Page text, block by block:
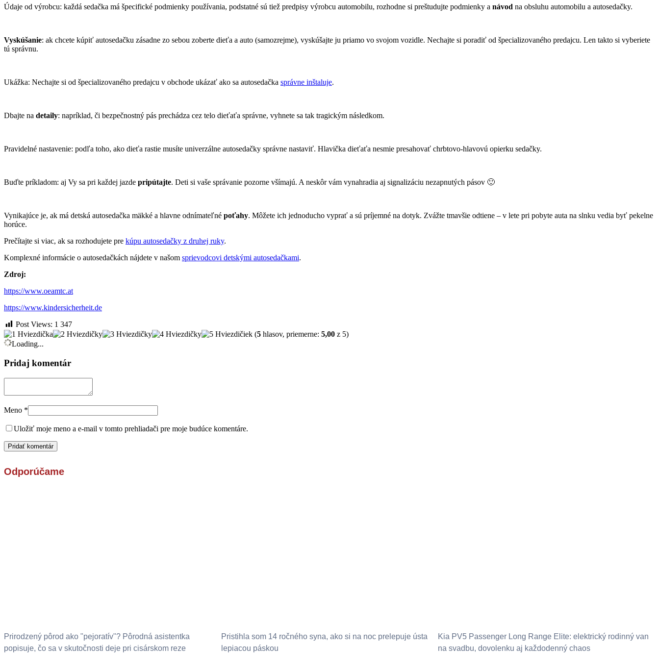
Údaje od výrobcu: každá sedačka má špecifické podmienky používania, podstatné sú tiež predpisy výrobcu automobilu, rozhodne si preštudujte podmienky a návod na obsluhu automobilu a autosedačky.
Vyskúšanie: ak chcete kúpiť autosedačku zásadne zo sebou zoberte dieťa a auto (samozrejme), vyskúšajte ju priamo vo svojom vozidle. Nechajte si poradiť od špecializovaného predajcu. Len takto si vyberiete
tú správnu.
Ukážka: Nechajte si od špecializovaného predajcu v obchode ukázať ako sa autosedačka správne inštaluje.
Dbajte na detaily: napríklad, či bezpečnostný pás prechádza cez telo dieťaťa správne, vyhnete sa tak tragickým následkom.
Pravidelné nastavenie: podľa toho, ako dieťa rastie musíte univerzálne autosedačky správne nastaviť. Hlavička dieťaťa nesmie presahovať chrbtovo-hlavovú opierku sedačky.
Buďte príkladom: aj Vy sa pri každej jazde pripútajte. Deti si vaše správanie pozorne všímajú. A neskôr vám vynahradia aj signalizáciu nezapnutých pásov 🙂
Vynikajúce je, ak má detská autosedačka mäkké a hlavne odnímateľné poťahy. Môžete ich jednoducho vyprať a sú príjemné na dotyk. Zvážte tmavšie odtiene – v lete pri pobyte auta na slnku vedia byť pekelne
horúce.
Prečítajte si viac, ak sa rozhodujete pre kúpu autosedačky z druhej ruky.
Komplexné informácie o autosedačkách nájdete v našom sprievodcovi detskými autosedačkami.
Zdroj:
https://www.oeamtc.at
https://www.kindersicherheit.de
Post Views: 1 347
(5 hlasov, priemerne: 5,00 z 5)
Loading...
Pridaj komentár
Meno *
Uložiť moje meno a e-mail v tomto prehliadači pre moje budúce komentáre.
Odporúčame
Prirodzený pôrod ako "pejoratív"? Pôrodná asistentka
popisuje, čo sa v skutočnosti deje pri cisárskom reze
Pristihla som 14 ročného syna, ako si na noc prelepuje ústa
lepiacou páskou
Kia PV5 Passenger Long Range Elite: elektrický rodinný van
na svadbu, dovolenku aj každodenný chaos